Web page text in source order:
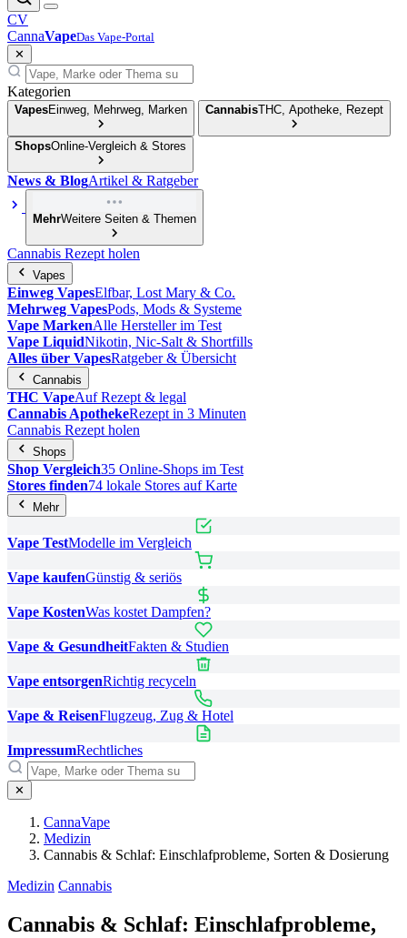
CV
CannaVapeDas Vape-Portal
✕
Kategorien
VapesEinweg, Mehrweg, Marken CannabisTHC, Apotheke, Rezept
ShopsOnline-Vergleich & Stores
News & BlogArtikel & Ratgeber
MehrWeitere Seiten & Themen
Cannabis Rezept holen
Vapes
Einweg VapesElfbar, Lost Mary & Co.
Mehrweg VapesPods, Mods & Systeme
Vape MarkenAlle Hersteller im Test
Vape LiquidNikotin, Nic-Salt & Shortfills
Alles über VapesRatgeber & Übersicht
Cannabis
THC VapeAuf Rezept & legal
Cannabis ApothekeRezept in 3 Minuten
Cannabis Rezept holen
Shops
Shop Vergleich35 Online-Shops im Test
Stores finden74 lokale Stores auf Karte
Mehr
Vape TestModelle im Vergleich
Vape kaufenGünstig & seriös
Vape KostenWas kostet Dampfen?
Vape & GesundheitFakten & Studien
Vape entsorgenRichtig recyceln
Vape & ReisenFlugzeug, Zug & Hotel
ImpressumRechtliches
✕
CannaVape
Medizin
Cannabis & Schlaf: Einschlafprobleme, Sorten & Dosierung
Medizin Cannabis
Cannabis & Schlaf: Einschlafprobleme,